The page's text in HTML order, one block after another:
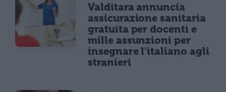
Valditara annuncia
assicurazione sanitaria
gratuita per docenti e
mille assunzioni per
insegnare l'italiano agli
stranieri